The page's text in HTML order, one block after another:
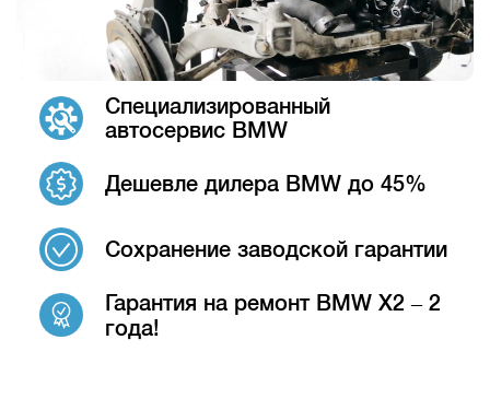
Специализированный
автосервис BMW
Дешевле дилера BMW до 45%
Сохранение заводской гарантии
Гарантия на ремонт BMW X2 – 2
года!